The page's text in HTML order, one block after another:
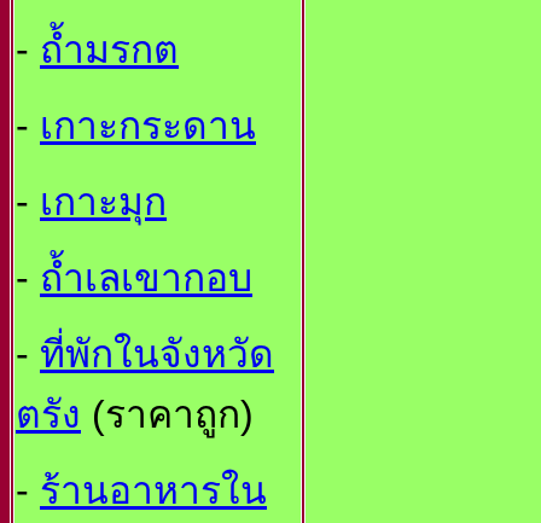
- ถ้ำมรกต
- เกาะกระดาน
- เกาะมุก
- ถ้ำเลเขากอบ
- ที่พักในจังหวัด
ตรัง (ราคาถูก)
- ร้านอาหารใน